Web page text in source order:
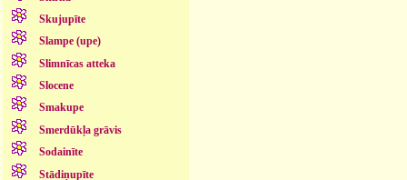
Skujupīte
Slampe (upe)
Slimnīcas atteka
Slocene
Smakupe
Smerdūkļa grāvis
Sodainīte
Stādiņupīte